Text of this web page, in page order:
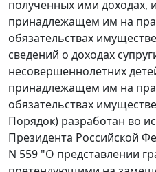
полученных ими доходах,
принадлежащем им на
обязательствах
сведений о доходах
несовершеннолетних
принадлежащем им на
обязательствах
Порядок) разработан во
Президента Российской
N 559 "О представлении